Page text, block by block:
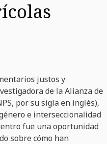
justos y
de la Alianza de
por su sigla en inglés),
e interseccionalidad
fue una oportunidad
sobre cómo han